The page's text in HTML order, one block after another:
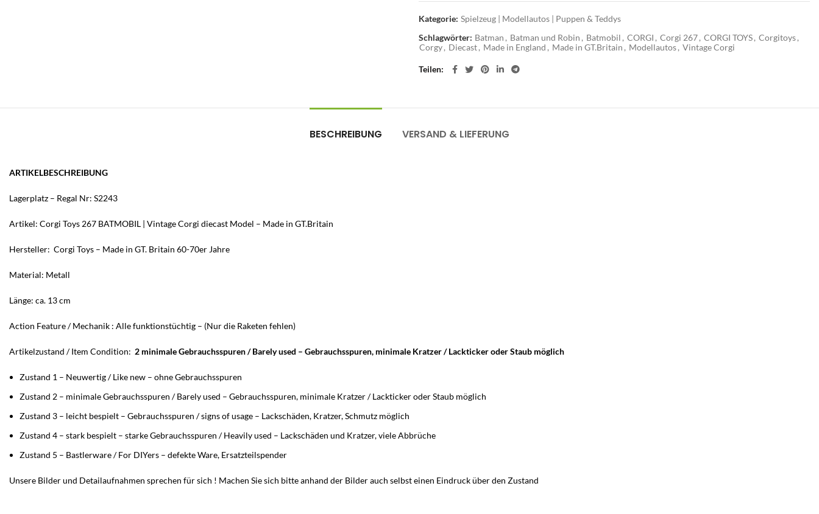
Kategorie: Spielzeug | Modellautos | Puppen & Teddys
Schlagwörter: Batman , Batman und Robin , Batmobil , CORGI , Corgi 267, CORGI TOYS, Corgitoys,
Corgy, Diecast, Made in England , Made in GT.Britain , Modellautos, Vintage Corgi
Teilen
BESCHREIBUNG VERSAND & LIEFERUNG
ARTIKELBESCHREIBUNG
Lagerplatz – Regal Nr: S2243
Artikel: Corgi Toys 267 BATMOBIL | Vintage Corgi diecast Model – Made in GT.Britain
Hersteller: Corgi Toys – Made in GT. Britain 60-70er Jahre
Material: Metall
Länge: ca. 13 cm
Action Feature / Mechanik : Alle funktionstüchtig – (Nur die Raketen fehlen)
Artikelzustand / Item Condition: 2 minimale Gebrauchsspuren / Barely used – Gebrauchsspuren, minimale Kratzer / Lackticker oder Staub möglich
Zustand 1 – Neuwertig / Like new – ohne Gebrauchsspuren
Zustand 2 – minimale Gebrauchsspuren / Barely used – Gebrauchsspuren, minimale Kratzer / Lackticker oder Staub möglich
Zustand 3 – leicht bespielt – Gebrauchsspuren / signs of usage – Lackschäden, Kratzer, Schmutz möglich
Zustand 4 – stark bespielt – starke Gebrauchsspuren / Heavily used – Lackschäden und Kratzer, viele Abbrüche
Zustand 5 – Bastlerware / For DIYers – defekte Ware, Ersatzteilspender
Unsere Bilder und Detailaufnahmen sprechen für sich ! Machen Sie sich bitte anhand der Bilder auch selbst einen Eindruck über den Zustand